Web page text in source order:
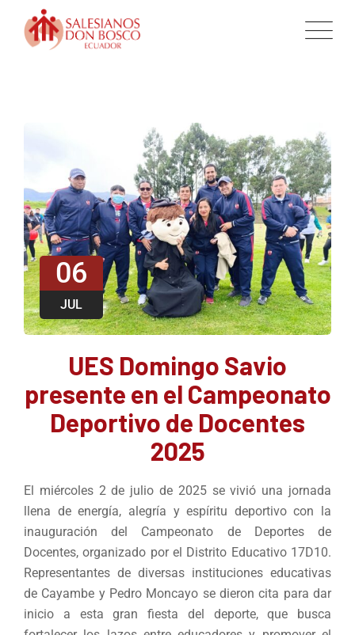
06
JUL
UES Domingo Savio
presente en el Campeonato
Deportivo de Docentes
2025
El miércoles 2 de julio de 2025 se vivió una jornada
llena de energía, alegría y espíritu deportivo con la
inauguración del Campeonato de Deportes de
Docentes, organizado por el Distrito Educativo 17D10.
Representantes de diversas instituciones educativas
de Cayambe y Pedro Moncayo se dieron cita para dar
inicio a esta gran fiesta del deporte, que busca